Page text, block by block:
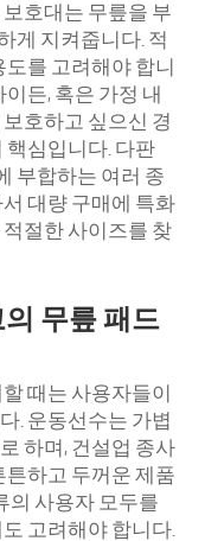
호대는 무릎을 부
게 지켜줍니다. 적
를 고려해야 합니
든, 혹은 가정 내
호하고 싶으신 경
핵심입니다. 다판
부합하는 여러 종
대량 구매에 특화
절한 사이즈를 찾
무릎 패드
때는 사용자들이
. 운동선수는 가볍
하며, 건설업 종사
튼하고 두꺼운 제품
의 사용자 모두를
고려해야 합니다.